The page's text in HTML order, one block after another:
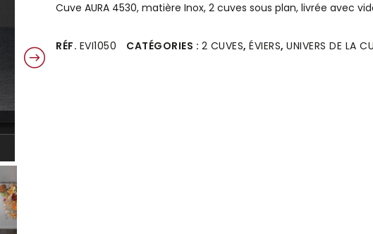
Cuve AURA 4530, matière Inox, 2 cuves sous plan, livrée avec
Alternative:
RÉF. EVI1050 CATÉGORIES : 2 CUVES,ÉVIERS,UNIVERS DE LA